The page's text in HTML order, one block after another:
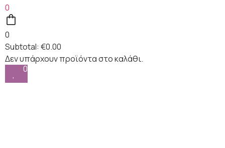
0
0
Subtotal: €0.00
0